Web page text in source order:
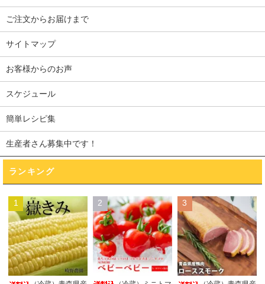
ご注文からお届けまで
サイトマップ
お客様からのお声
スケジュール
簡単レシピ集
生産者さん募集中です！
ランキング
1 2 3